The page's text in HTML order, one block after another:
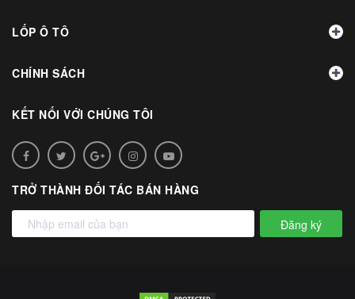
LỐP Ô TÔ
CHÍNH SÁCH
KẾT NỐI VỚI CHÚNG TÔI
TRỞ THÀNH ĐỐI TÁC BÁN HÀNG
Đăng ký